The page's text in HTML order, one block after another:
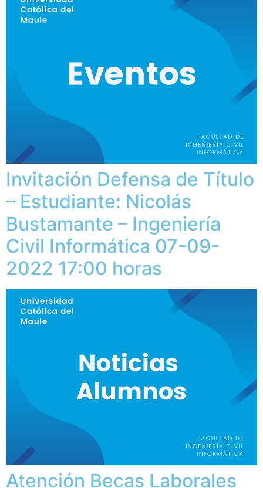
Invitación Defensa de Título
– Estudiante: Nicolás
Bustamante – Ingeniería
Civil Informática 07-09-
2022 17:00 horas
Atención Becas Laborales